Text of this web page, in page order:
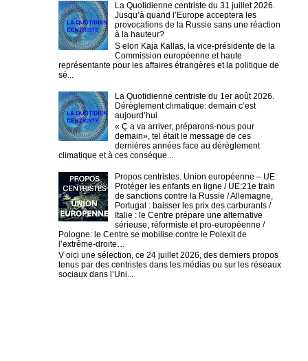
La Quotidienne centriste du 31 juillet 2026.
Jusqu’à quand l’Europe acceptera les
provocations de la Russie sans une réaction
à la hauteur?
S elon Kaja Kallas, la vice-présidente de la
Commission européenne et haute
représentante pour les affaires étrangères et la politique de
sé...
La Quotidienne centriste du 1er août 2026.
Dérèglement climatique: demain c’est
aujourd’hui
« Ç a va arriver, préparons-nous pour
demain», tel était le message de ces
dernières années face au dérèglement
climatique et à ces conséque...
Propos centristes. Union européenne – UE:
Protéger les enfants en ligne / UE:21e train
de sanctions contre la Russie / Allemagne,
Portugal : baisser les prix des carburants /
Italie : le Centre prépare une alternative
sérieuse, réformiste et pro-européenne /
Pologne: le Centre se mobilise contre le Polexit de
l’extrême-droite…
V oici une sélection, ce 24 juillet 2026, des derniers propos
tenus par des centristes dans les médias ou sur les réseaux
sociaux dans l’Uni...